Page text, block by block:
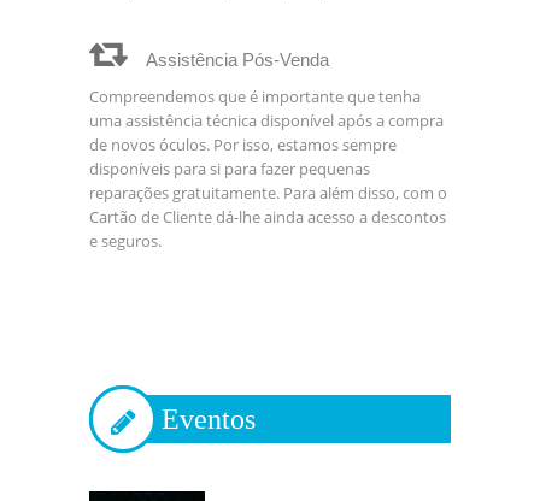
Assistência Pós-Venda
Compreendemos que é importante que tenha
uma assistência técnica disponível após a compra
de novos óculos. Por isso, estamos sempre
disponíveis para si para fazer pequenas
reparações gratuitamente. Para além disso, com o
Cartão de Cliente dá-lhe ainda acesso a descontos
e seguros.
Eventos